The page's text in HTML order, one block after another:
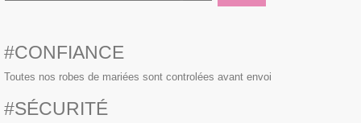
#CONFIANCE
Toutes nos robes de mariées sont controlées avant envoi
#SÉCURITÉ